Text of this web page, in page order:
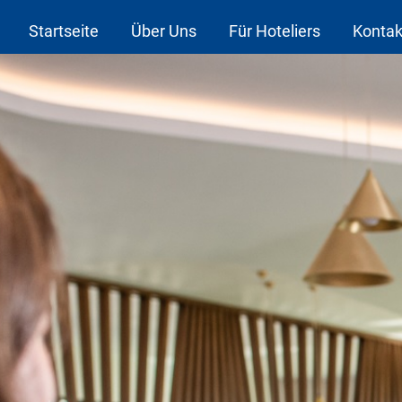
Startseite Über Uns Für Hoteliers